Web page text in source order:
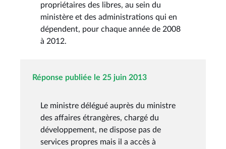
propriétaires des libres, au sein du
ministère et des administrations qui en
dépendent, pour chaque année de 2008
à 2012.
Réponse publiée le 25 juin 2013
Le ministre délégué auprès du ministre
des affaires étrangères, chargé du
développement, ne dispose pas de
services propres mais il a accès à